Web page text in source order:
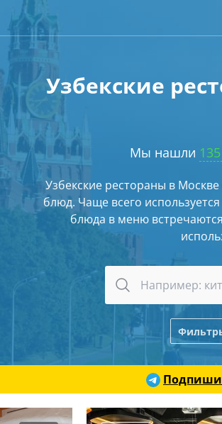
Узбекские
Мы нашли
Узбекские рестораны в
блюд. Чаще всего
блюда в меню